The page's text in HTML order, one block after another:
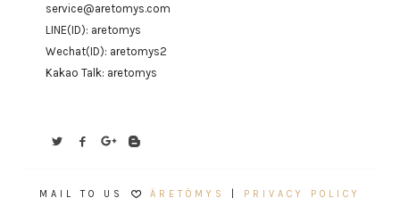
service@aretomys.com
LINE(ID): aretomys
Wechat(ID): aretomys2
Kakao Talk: aretomys
MAIL TO US ÄRETÖMYS PRIVACY POLICY